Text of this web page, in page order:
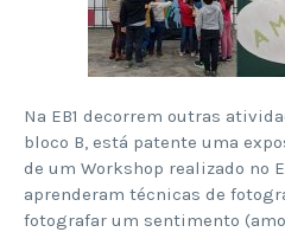
Na EB1 decorrem outras
bloco B, está patente uma
de um Workshop realizado no
aprenderam técnicas de
fotografar um sentimento